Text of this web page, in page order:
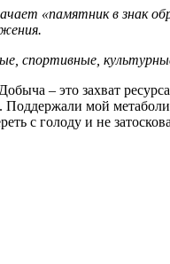
«памятник в
спортивные,
– это захват
Поддержали мой
с голоду и не